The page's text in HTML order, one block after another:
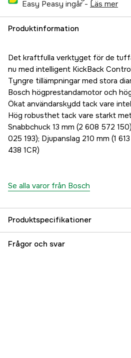
Easy Peasy ingår - läs mer
Produktinformation
Det kraftfulla verktyget för de
nu med intelligent KickBack
Tyngre tillämpningar med stora
Bosch högprestandamotor och
Ökat användarskydd tack vare
Hög robusthet tack vare starkt
Snabbchuck 13 mm (2 608 572
025 193); Djupanslag 210 mm (1
438 1CR)
Se alla varor från Bosch
Produktspecifikationer
Drifttyp
Frågor och svar